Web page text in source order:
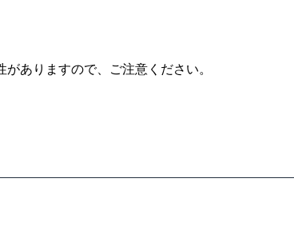
ありますので、ご注意ください。